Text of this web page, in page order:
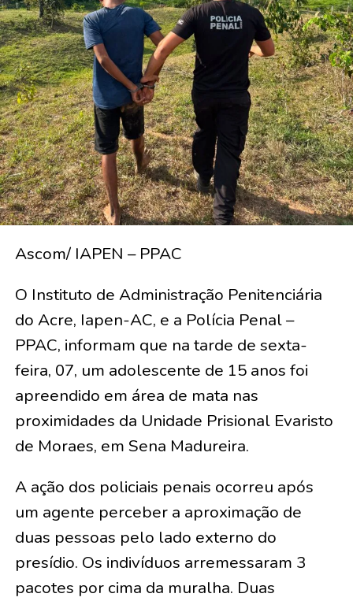
Ascom/ IAPEN – PPAC
O Instituto de Administração Penitenciária
do Acre, Iapen-AC, e a Polícia Penal –
PPAC, informam que na tarde de sexta-
feira, 07, um adolescente de 15 anos foi
apreendido em área de mata nas
proximidades da Unidade Prisional Evaristo
de Moraes, em Sena Madureira.
A ação dos policiais penais ocorreu após
um agente perceber a aproximação de
duas pessoas pelo lado externo do
presídio. Os indivíduos arremessaram 3
pacotes por cima da muralha. Duas